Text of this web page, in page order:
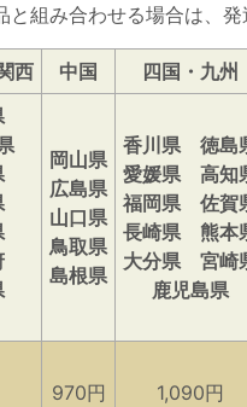
組み合わせる場合は、発
西 中国 四国・九州
岡山県
広島県
山口県
鳥取県
島根県
香川県 徳島
愛媛県 高知
福岡県 佐賀
長崎県 熊本
大分県 宮崎
鹿児島県
970円 1,090円